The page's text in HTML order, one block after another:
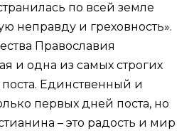
по всей земле
неправду и греховность».
Православия
и одна из самых строгих
Единственный и
первых дней поста, но
– это радость и мир